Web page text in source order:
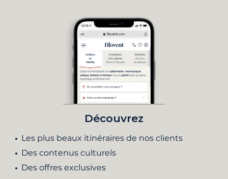
Découvrez
Les plus beaux itinéraires de nos clients
Des contenus culturels
Des offres exclusives